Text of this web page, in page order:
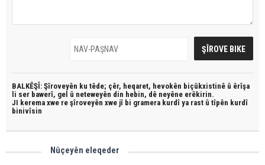
BALKÊŞÎ: Şîroveyên ku têde; çêr, heqaret, hevokên biçûkxistinê û êrîşa
li ser bawerî, gel û neteweyên din hebin, dê neyêne erêkirin.
JI kerema xwe re şîroveyên xwe jî bi gramera kurdî ya rast û tîpên kurdî
binivîsin
Nûçeyên eleqeder